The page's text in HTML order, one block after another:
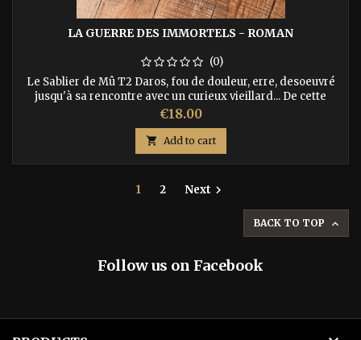
LA GUERRE DES IMMORTELS - ROMAN
(0)
Le Sablier de Mû T2 Daros, fou de douleur, erre, desoeuvré
jusqu'à sa rencontre avec un curieux vieillard... De cette
rencontre naîtra une guerre sans précédent dans l'Histoire
de Mû. ISBN : 9782918287025
Price
€18.00
 Add to cart
1 2 Next 
BACK TO TOP 
Follow us on Facebook